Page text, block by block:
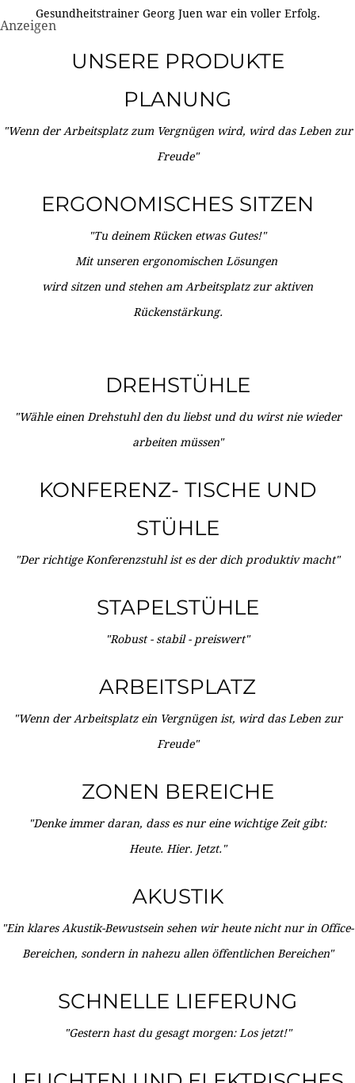
Gesundheitstrainer Georg Juen war ein voller Erfolg.
Anzeigen
UNSERE PRODUKTE
PLANUNG
"Wenn der Arbeitsplatz zum Vergnügen wird, wird das Leben zur
Freude"
ERGONOMISCHES SITZEN
"Tu deinem Rücken etwas Gutes!"
Mit unseren ergonomischen Lösungen
wird sitzen und stehen am Arbeitsplatz zur aktiven
Rückenstärkung.
DREHSTÜHLE
"Wähle einen Drehstuhl den du liebst und du wirst nie wieder
arbeiten müssen"
KONFERENZ- TISCHE UND
STÜHLE
"Der richtige Konferenzstuhl ist es der dich produktiv macht"
STAPELSTÜHLE
"Robust - stabil - preiswert"
ARBEITSPLATZ
"Wenn der Arbeitsplatz ein Vergnügen ist, wird das Leben zur
Freude"
ZONEN BEREICHE
"Denke immer daran, dass es nur eine wichtige Zeit gibt:
Heute. Hier. Jetzt."
AKUSTIK
"Ein klares Akustik-Bewustsein sehen wir heute nicht nur in Office-
Bereichen, sondern in nahezu allen öffentlichen Bereichen"
SCHNELLE LIEFERUNG
"Gestern hast du gesagt morgen: Los jetzt!"